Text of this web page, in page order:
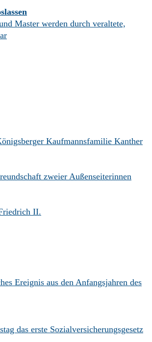
Master werden durch veraltete,
Kaufmannsfamilie Kanther
zweier Außenseiterinnen
II.
Ereignis aus den Anfangsjahren des
das erste Sozialversicherungsgesetz